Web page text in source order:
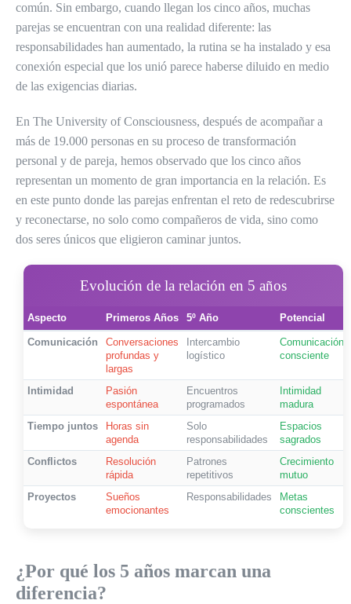
común. Sin embargo, cuando llegan los cinco años, muchas
parejas se encuentran con una realidad diferente: las
responsabilidades han aumentado, la rutina se ha instalado y esa
conexión especial que los unió parece haberse diluido en medio
de las exigencias diarias.
En The University of Consciousness, después de acompañar a
más de 19.000 personas en su proceso de transformación
personal y de pareja, hemos observado que los cinco años
representan un momento de gran importancia en la relación. Es
en este punto donde las parejas enfrentan el reto de redescubrirse
y reconectarse, no solo como compañeros de vida, sino como
dos seres únicos que eligieron caminar juntos.
Evolución de la relación en 5 años
Aspecto Primeros Años 5º Año Potencial
Comunicación
Conversaciones
profundas y
largas
Intercambio
logístico
Comunicación
consciente
Intimidad
Pasión
espontánea
Encuentros
programados
Intimidad
madura
Tiempo juntos
Horas sin
agenda
Solo
responsabilidades
Espacios
sagrados
Conflictos
Resolución
rápida
Patrones
repetitivos
Crecimiento
mutuo
Proyectos
Sueños
emocionantes
Responsabilidades
Metas
conscientes
¿Por qué los 5 años marcan una
diferencia?